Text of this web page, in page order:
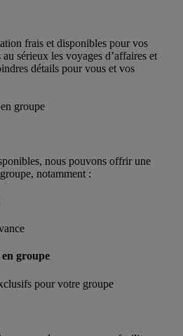
frais et disponibles pour vos
sérieux les voyages d’affaires et
détails pour vous et vos
groupe
nous pouvons offrir une
notamment :
groupe
pour votre groupe